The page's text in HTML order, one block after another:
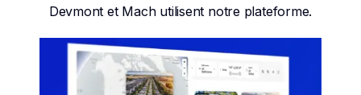
Devmont et Mach utilisent notre plateforme.